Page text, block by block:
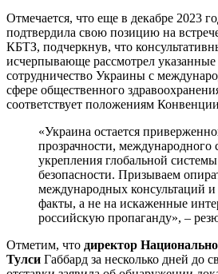
Отмечается, что еще в декабре 2023
подтвердила свою позицию на
КБТЗ, подчеркнув, что
исчерпывающе рассмотрел
сотрудничество Украины с
сфере общественного
соответствует положениям
«Украина остается
прозрачности, международного
укрепления глобальной
безопасности. Призываем
международных консультаций
факты, а не на искаженные
российскую пропаганду», –
Отметим, что директор
Тулси Габбард за несколько дней до